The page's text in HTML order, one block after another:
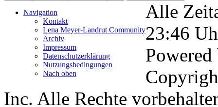
Navigation
Kontakt
Lena Meyer-Landrut Community
Archiv
Impressum
Datenschutzerklärung
Nutzungsbedingungen
Nach oben
Alle
23:46
Inc. Alle Rechte